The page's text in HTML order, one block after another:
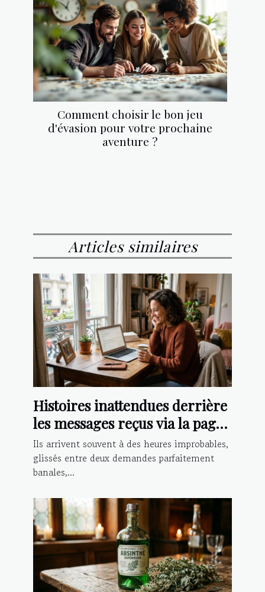
Comment choisir le bon jeu
d'évasion pour votre prochaine
aventure ?
Articles similaires
Histoires inattendues derrière
les messages reçus via la page
contact
Ils arrivent souvent à des heures improbables,
glissés entre deux demandes parfaitement
banales,...